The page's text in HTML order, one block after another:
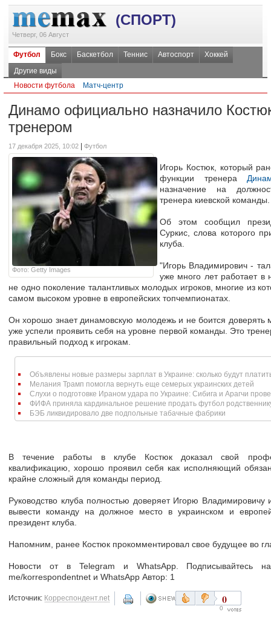
(СПОРТ)
Четверг, 06 Август
Футбол Бокс Баскетбол Теннис Автоспорт
Хоккей
Другие виды
Новости футбола
Матч-центр
Динамо официально назначило
тренером
17 декабря 2025, 10:02 Футбол
Фото: Getty Images
Игорь Костюк, который
функции тренера
назначение на
тренера киевской команды.
Об этом сообщил
Суркис, слова которого
клуба.
"Игорь Владимирович -
уже много лет работает
не одно поколение талантливых молодых игроков, многие из
самом высоком уровне в европейских топчемпионатах.
Он хорошо знает динамовскую молодежь и не боится доверять
уже успели проявить себя на уровне первой команды. Это
правильный подход к игрокам.
Объявлены новые размеры зарплат в Украине: сколько будут
Мелания Трамп помогла вернуть еще семерых украинских детей
Слухи о подготовке Ираном удара по Украине: Сибига и Арагчи
ФИФА приняла кардинальное решение продать футбол
БЭБ ликвидировало две подпольные табачные фабрики
В течение работы в клубе Костюк доказал свой
квалификацию, хорошо проявил себя как исполняющий
крайне сложный для команды период.
Руководство клуба полностью доверяет Игорю Владимировичу
вывести команду на должное место в украинском и
президент клуба.
Напомним, ранее Костюк прокомментировал свое будущее во
Новости от в Telegram и WhatsApp. Подписывайтесь
me/korrespondentnet и WhatsApp Автор: 1
Источник: Корреспондент.net 0
0